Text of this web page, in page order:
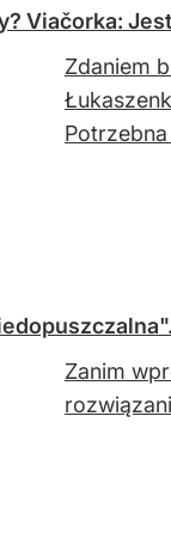
Viačorka:
Zdaniem
Potrzebna
Zanim